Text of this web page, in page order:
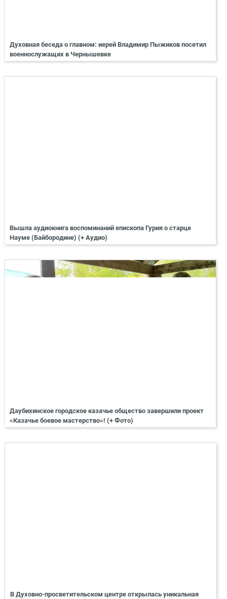
Духовная беседа о главном: иерей Владимир Пыжиков посетил
военнослужащих в Чернышевке
Вышла аудиокнига воспоминаний епископа Гурия о старце
Науме (Байбородине) (+ Аудио)
Даубихинское городское казачье общество завершили проект
«Казачье боевое мастерство»! (+ Фото)
В Духовно-просветительском центре открылась уникальная